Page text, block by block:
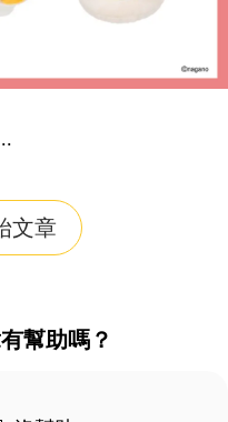
文章
幫助嗎？